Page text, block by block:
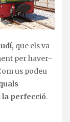
que els va
per haver-
us podeu
perfecció.